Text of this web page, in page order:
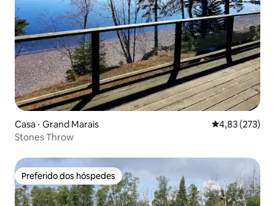
Casa ⋅ Grand Marais 4,83 de uma
4,83 (273)
Stones Throw
Preferido dos hóspedes
Preferido dos hóspedes